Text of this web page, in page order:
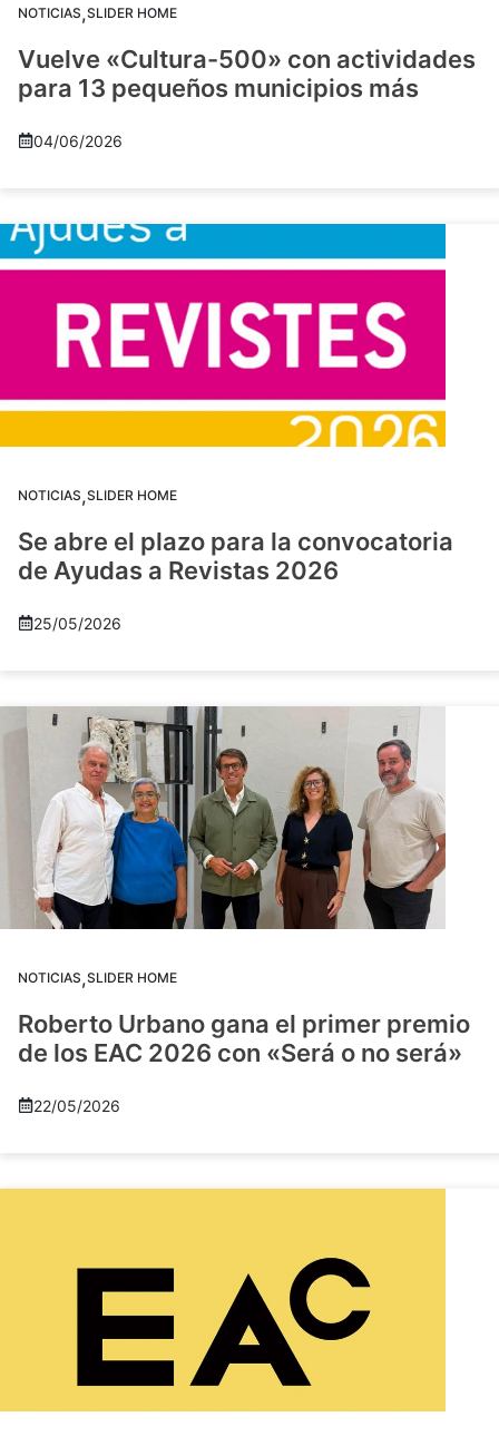
NOTICIAS,SLIDER HOME
Vuelve «Cultura-500» con actividades
para 13 pequeños municipios más
04/06/2026
NOTICIAS,SLIDER HOME
Se abre el plazo para la convocatoria
de Ayudas a Revistas 2026
25/05/2026
NOTICIAS,SLIDER HOME
Roberto Urbano gana el primer premio
de los EAC 2026 con «Será o no será»
22/05/2026